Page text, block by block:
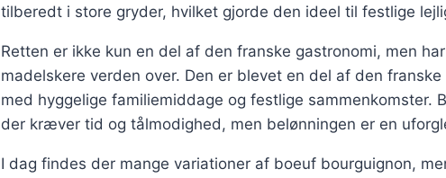
tilberedt i store gryder, hvilket gjorde den ideel til festlige
Retten er ikke kun en del af den franske gastronomi, men
madelskere verden over. Den er blevet en del af den
med hyggelige familiemiddage og festlige sammenkomster.
der kræver tid og tålmodighed, men belønningen er en
I dag findes der mange variationer af boeuf bourguignon,